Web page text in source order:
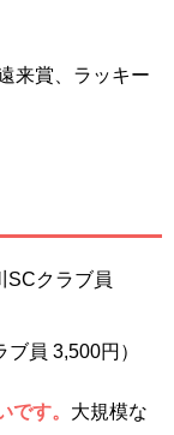
来賞、ラッキー
SCクラブ員
員 3,500円）
です。 大規模な